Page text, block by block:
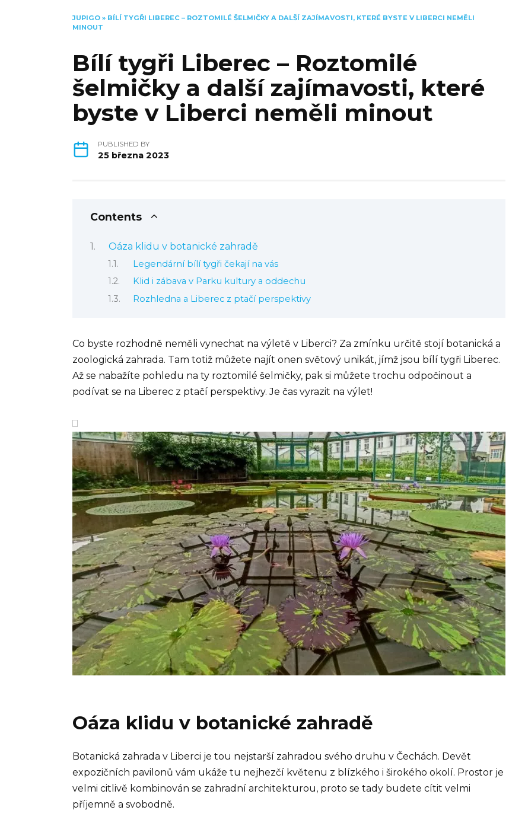
JUPIGO » BÍLÍ TYGŘI LIBEREC – ROZTOMILÉ ŠELMIČKY A DALŠÍ ZAJÍMAVOSTI, KTERÉ BYSTE V LIBERCI NEMĚLI
MINOUT
Bílí tygři Liberec – Roztomilé
šelmičky a další zajímavosti, které
byste v Liberci neměli minout
PUBLISHED BY
25 března 2023
Contents
Oáza klidu v botanické zahradě
Legendární bílí tygři čekají na vás
Klid i zábava v Parku kultury a oddechu
Rozhledna a Liberec z ptačí perspektivy
Co byste rozhodně neměli vynechat na výletě v Liberci? Za zmínku určitě stojí botanická a
zoologická zahrada. Tam totiž můžete najít onen světový unikát, jímž jsou bílí tygři Liberec.
Až se nabažíte pohledu na ty roztomilé šelmičky, pak si můžete trochu odpočinout a
podívat se na Liberec z ptačí perspektivy. Je čas vyrazit na výlet!
Oáza klidu v botanické zahradě
Botanická zahrada v Liberci je tou nejstarší zahradou svého druhu v Čechách. Devět
expozičních pavilonů vám ukáže tu nejhezčí květenu z blízkého i širokého okolí. Prostor je
velmi citlivě kombinován se zahradní architekturou, proto se tady budete cítit velmi
příjemně a svobodně.